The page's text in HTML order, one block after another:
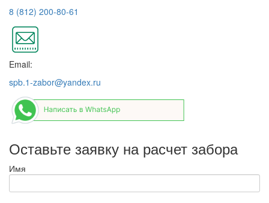
8 (812) 200-80-61
Email:
spb.1-zabor@yandex.ru
Оставьте заявку на расчет забора
Имя